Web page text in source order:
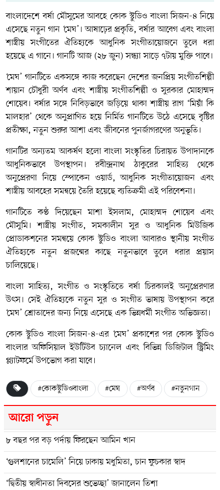
বাংলাদেশে বর্ষা মৌসুমের আবহে কোক স্টুডিও বাংলা সিজন-৪ নিয়ে
এসেছে নতুন গান ‘মেঘ’। আষাঢ়ের প্রকৃতি, বর্ষার আবেগ এবং বাংলা
শাস্ত্রীয় সংগীতের ঐতিহ্যকে আধুনিক সংগীতায়োজনে তুলে ধরা
হয়েছে এ গানে। গানটি আজ (২৮ জুন) সন্ধ্যা সাড়ে ৭টায় মুক্তি পাবে।
‘মেঘ’ গানটিতে একসঙ্গে কাজ করেছেন দেশের জনপ্রিয় সংগীতশিল্পী
শায়ান চৌধুরী অর্ণব এবং শাস্ত্রীয় সংগীতশিল্পী ও সুরকার মোহাম্মদ
শোয়েব। বর্ষার সঙ্গে নিবিড়ভাবে জড়িয়ে থাকা শাস্ত্রীয় রাগ ‘মিয়াঁ কি
মালহার’ থেকে অনুপ্রাণিত হয়ে নির্মিত গানটিতে উঠে এসেছে বৃষ্টির
প্রতীক্ষা, নতুন শুরুর আশা এবং জীবনের পুনর্জাগরণের অনুভূতি।
গানটির অন্যতম আকর্ষণ হলো বাংলা সংস্কৃতির চিরায়ত উপাদানকে
আধুনিকভাবে উপস্থাপন। রবীন্দ্রনাথ ঠাকুরের সাহিত্য থেকে
অনুপ্রেরণা নিয়ে স্পোকেন ওয়ার্ড, আধুনিক সংগীতায়োজন এবং
শাস্ত্রীয় আবহের সমন্বয়ে তৈরি হয়েছে ব্যতিক্রমী এই পরিবেশনা।
গানটিতে কণ্ঠ দিয়েছেন মাশা ইসলাম, মোহাম্মদ শোয়েব এবং
মৌসুমি। শাস্ত্রীয় সংগীত, সমকালীন সুর ও আধুনিক মিউজিক
প্রোডাকশনের সমন্বয়ে কোক স্টুডিও বাংলা আবারও স্থানীয় সংগীত
ঐতিহ্যকে নতুন প্রজন্মের কাছে নতুনভাবে তুলে ধরার প্রয়াস
চালিয়েছে।
বাংলা সাহিত্য, সংগীত ও সংস্কৃতিতে বর্ষা চিরকালই অনুপ্রেরণার
উৎস। সেই ঐতিহ্যকে নতুন সুর ও সংগীত ভাষায় উপস্থাপন করে
‘মেঘ’ শ্রোতাদের জন্য নিয়ে এসেছে এক ভিন্নধর্মী সংগীত অভিজ্ঞতা।
কোক স্টুডিও বাংলা সিজন-৪-এর ‘মেঘ’ প্রকাশের পর কোক স্টুডিও
বাংলার অফিসিয়াল ইউটিউব চ্যানেল এবং বিভিন্ন ডিজিটাল স্ট্রিমিং
প্ল্যাটফর্মে উপভোগ করা যাবে।
#কোকস্টুডিওবাংলা #মেঘ #অর্ণব #নতুনগান
আরো পড়ুন
৮ বছর পর বড় পর্দায় ফিরছেন আমিন খান
‘গুলশানের চামেলি’ নিয়ে ঢাকায় মধুমিতা, চান ফুচকার স্বাদ
‘দ্বিতীয় স্বাধীনতা দিবসের শুভেচ্ছা’ জানালেন তিশা